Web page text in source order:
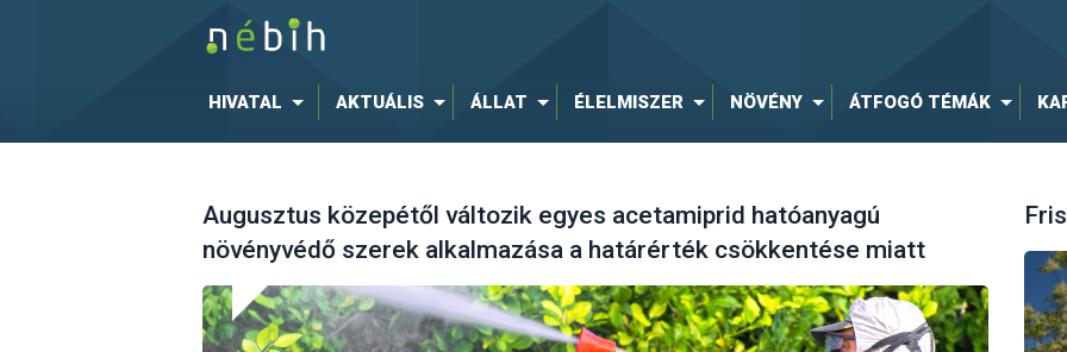
HIVATAL AKTUÁLIS ÁLLAT ÉLELMISZER NÖVÉNY ÁTFOGÓ TÉMÁK
Augusztus közepétől változik egyes acetamiprid hatóanyagú
növényvédő szerek alkalmazása a határérték csökkentése miatt